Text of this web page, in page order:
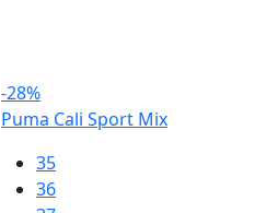
-28%
Puma Cali Sport Mix
35
36